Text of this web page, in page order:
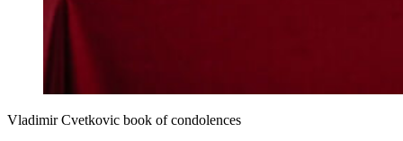
Vladimir Cvetkovic book of condolences